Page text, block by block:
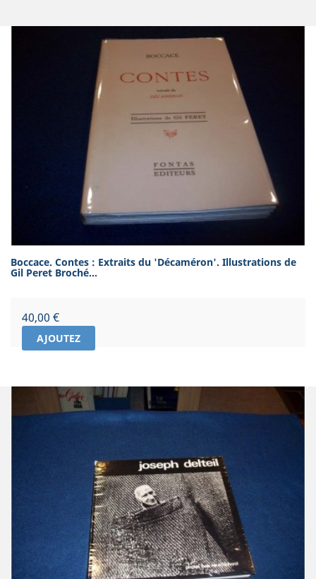
Boccace. Contes : Extraits du 'Décaméron'. Illustrations de
Gil Peret Broché...
Prix
40,00 €
AJOUTEZ